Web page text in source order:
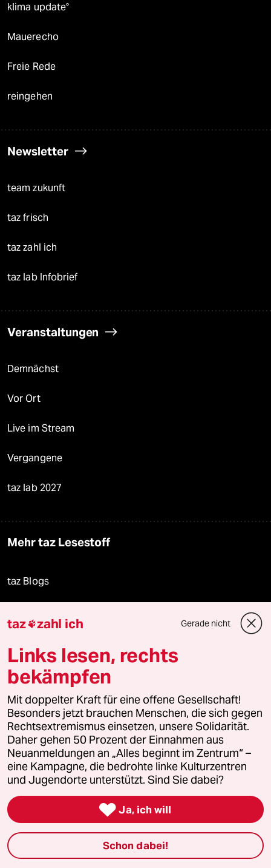
klima update°
Mauerecho
Freie Rede
reingehen
Newsletter
team zukunft
taz frisch
taz zahl ich
taz lab Infobrief
Veranstaltungen
Demnächst
Vor Ort
Live im Stream
Vergangene
taz lab 2027
Mehr taz Lesestoff
taz Blogs
taz Archiv
Mehr taz Angebote
Reisen
Kantine
Shop
Anzeigen
taz zahl ich Gerade nicht
Links lesen, rechts
bekämpfen
Mit doppelter Kraft für eine offene Gesellschaft!
Besonders jetzt brauchen Menschen, die sich gegen
Rechtsextremismus einsetzen, unsere Solidarität.
Daher gehen 50 Prozent der Einnahmen aus
Neuanmeldungen an „Alles beginnt im Zentrum“ –
eine Kampagne, die bedrohte linke Kulturzentren
und Jugendorte unterstützt. Sind Sie dabei?
 Ja, ich will
Schon dabei!